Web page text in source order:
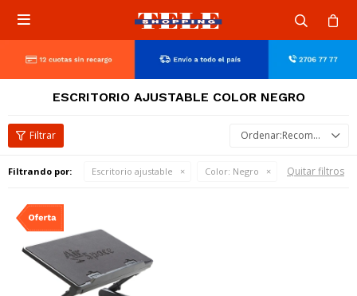

ESCRITORIO AJUSTABLE COLOR NEGRO
Recomendados
Filtrando por: Escritorio ajustable Color: Negro Quitar filtros